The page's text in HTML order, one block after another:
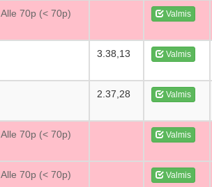
Alle 70p (< 70p) Valmis
3.38,13 Valmis
2.37,28 Valmis
Alle 70p (< 70p) Valmis
Alle 70p (< 70p) Valmis